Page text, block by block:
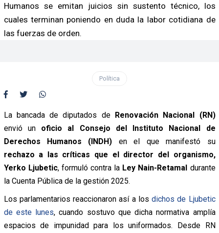
Humanos se emitan juicios sin sustento técnico, los
cuales terminan poniendo en duda la labor cotidiana de
las fuerzas de orden.
Política
La bancada de diputados de Renovación Nacional (RN)
envió un oficio al Consejo del Instituto Nacional de
Derechos Humanos (INDH) en el que manifestó su
rechazo a las críticas que el director del organismo,
Yerko Ljubetic, formuló contra la Ley Nain-Retamal durante
la Cuenta Pública de la gestión 2025.
Los parlamentarios reaccionaron así a los dichos de Ljubetic
de este lunes, cuando sostuvo que dicha normativa amplía
espacios de impunidad para los uniformados. Desde RN